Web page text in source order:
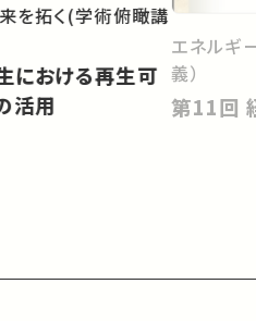
を拓く(学術俯瞰講
活用
エネルギ
義）